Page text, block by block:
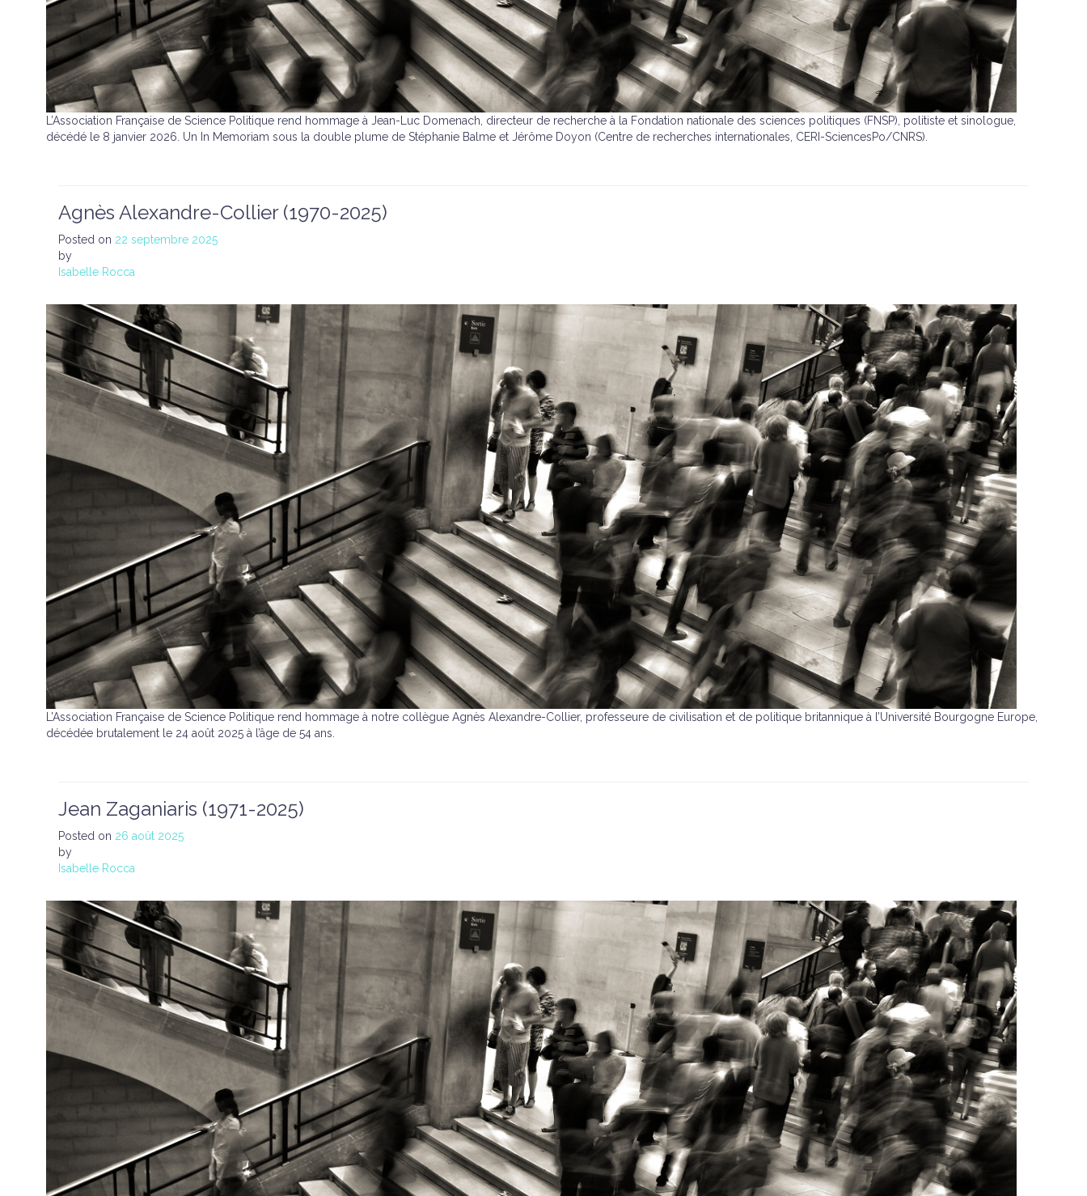
L’Association Française de Science Politique rend hommage à Jean-Luc Domenach, directeur de recherche à la Fondation nationale des sciences politiques (FNSP), politiste et sinologue,
décédé le 8 janvier 2026. Un In Memoriam sous la double plume de Stéphanie Balme et Jérôme Doyon (Centre de recherches internationales, CERI-SciencesPo/CNRS).
Agnès Alexandre-Collier (1970-2025)
Posted on 22 septembre 2025
by
Isabelle Rocca
L’Association Française de Science Politique rend hommage à notre collègue Agnès Alexandre-Collier, professeure de civilisation et de politique britannique à l’Université Bourgogne Europe,
décédée brutalement le 24 août 2025 à l’âge de 54 ans.
Jean Zaganiaris (1971-2025)
Posted on 26 août 2025
by
Isabelle Rocca